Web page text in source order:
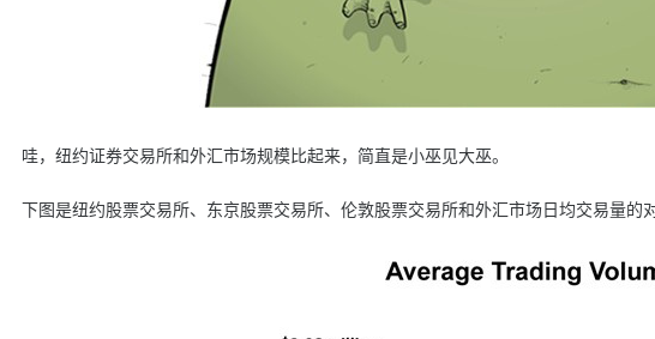
哇，纽约证券交易所和外汇市场规模比起来，简直是小巫见大巫。
下图是纽约股票交易所、东京股票交易所、伦敦股票交易所和外汇市场日均交易量的